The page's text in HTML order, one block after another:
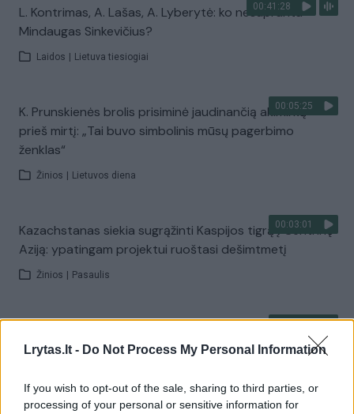
Lrytas.lt - Do Not Process My Personal Information
If you wish to opt-out of the sale, sharing to third parties, or
processing of your personal or sensitive information for
00:41:28
L. Kontrimas, A. Lašas, A. Lyberytė: ko nesupranta
Mindaugas Sinkevičius?
Laidos Lietuva tiesiogiai
00:05:25
K. Prunskienės brolis prisiminė jaudinančią akimirką
prieš mirtį: „Tai buvo simbolinis mūsų pagerbimo
ženklas“
Žinios Lietuvos diena
00:03:01
Kazachstanas siekia sugrąžinti Kaspijos tigrą į Centrinę
Aziją: ypatingam projektui ruoštasi dešimtmetį
Žinios Pasaulis
00:03:41
Vilniuje: atskleidė populiariausią paruošimo būdą